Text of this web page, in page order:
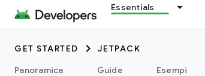
Essentials
GET STARTED
JETPACK
Panoramica
Guide Esempi
androidx.auto
androidx.car.app
androidx.cardview
raccolta.androidx.collection